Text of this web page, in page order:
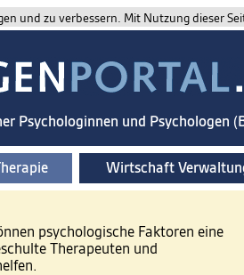
und zu verbessern. Mit Nutzung dieser
Psychologinnen und Psychologen
Wirtschaft
psychologische Faktoren eine
Therapeuten und